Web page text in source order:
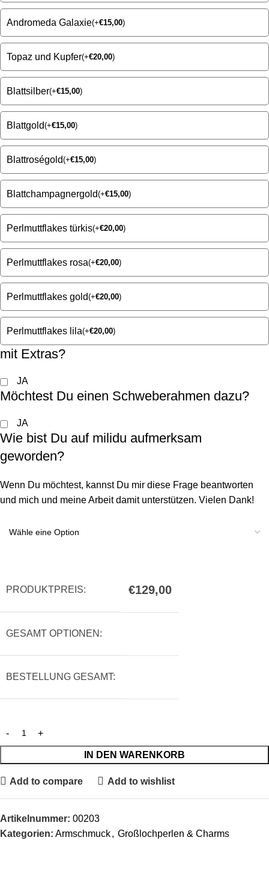
Andromeda Galaxie(+€15,00)
Topaz und Kupfer(+€20,00)
Blattsilber(+€15,00)
Blattgold(+€15,00)
Blattroségold(+€15,00)
Blattchampagnergold(+€15,00)
Perlmuttflakes türkis(+€20,00)
Perlmuttflakes rosa(+€20,00)
Perlmuttflakes gold(+€20,00)
Perlmuttflakes lila(+€20,00)
mit Extras?
JA
Möchtest Du einen Schweberahmen dazu?
JA
Wie bist Du auf milidu aufmerksam
geworden?
Wenn Du möchtest, kannst Du mir diese Frage beantworten
und mich und meine Arbeit damit unterstützen. Vielen Dank!
PRODUKTPREIS: €129,00
GESAMT OPTIONEN:
BESTELLUNG GESAMT:
IN DEN WARENKORB
Add to compare Add to wishlist
Artikelnummer: 00203
Kategorien: Armschmuck, Großlochperlen & Charms